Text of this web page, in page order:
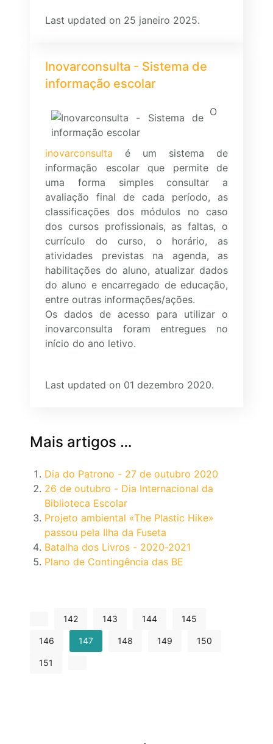
Last updated on 25 janeiro 2025.
Inovarconsulta - Sistema de
informação escolar
O
inovarconsulta é um sistema de
informação escolar que permite de
uma forma simples consultar a
avaliação final de cada período, as
classificações dos módulos no caso
dos cursos profissionais, as faltas, o
currículo do curso, o horário, as
atividades previstas na agenda, as
habilitações do aluno, atualizar dados
do aluno e encarregado de educação,
entre outras informações/ações.
Os dados de acesso para utilizar o
inovarconsulta foram entregues no
início do ano letivo.
Last updated on 01 dezembro 2020.
Mais artigos …
Dia do Patrono - 27 de outubro 2020
26 de outubro - Dia Internacional da
Biblioteca Escolar
Projeto ambiental «The Plastic Hike»
passou pela Ilha da Fuseta
Batalha dos Livros - 2020-2021
Plano de Contingência das BE
142 143 144 145
146 147 148 149 150
151